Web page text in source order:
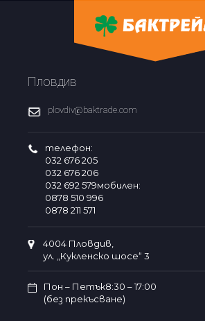
Пловдив
plovdiv@baktrade.com
телефон:
032 676 205
032 676 206
032 692 579мобилен:
0878 510 996
0878 211 571
4004 Пловдив,
ул. „Кукленско шосе“ 3
Пон – Петък8:30 – 17:00
(без прекъсване)